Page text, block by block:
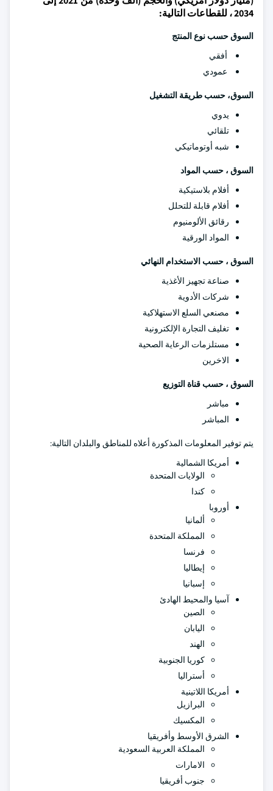
2034 ، للقطاعات التالية:
السوق حسب نوع المنتج
أفقي
عمودي
السوق، حسب طريقة التشغيل
يدوي
تلقائي
شبه أوتوماتيكي
السوق ، حسب المواد
أفلام بلاستيكية
أفلام قابلة للتحلل
رقائق الألومنيوم
المواد الورقية
السوق ، حسب الاستخدام النهائي
صناعة تجهيز الأغذية
شركات الأدوية
مصنعي السلع الاستهلاكية
تغليف التجارة الإلكترونية
مستلزمات الرعاية الصحية
الاخرين
السوق ، حسب قناة التوزيع
مباشر
المباشر
يتم توفير المعلومات المذكورة أعلاه للمناطق والبلدان التالية:
أمريكا الشمالية
الولايات المتحدة
كندا
أوروبا
ألمانيا
المملكة المتحدة
فرنسا
إيطاليا
إسبانيا
آسيا والمحيط الهادئ
الصين
اليابان
الهند
كوريا الجنوبية
أستراليا
أمريكا اللاتينية
البرازيل
المكسيك
الشرق الأوسط وأفريقيا
المملكة العربية السعودية
الامارات
جنوب أفريقيا